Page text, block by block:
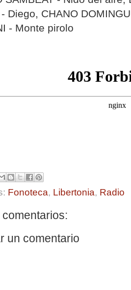
- Diego, CHANO
- Monte pirolo
Fonoteca, Libertonia, Radio
un comentario